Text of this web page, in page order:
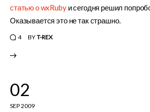
статью о wxRubyи сегодня решил
Оказывается это не так страшно.
4 BY T-REX
02
SEP 2009